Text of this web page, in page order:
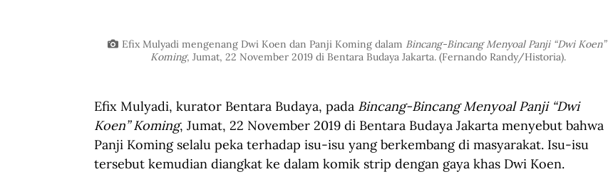
Efix Mulyadi mengenang Dwi Koen dan Panji Koming dalam Bincang-Bincang Menyoal Panji “Dwi Koen”
Koming, Jumat, 22 November 2019 di Bentara Budaya Jakarta. (Fernando Randy/Historia).
Efix Mulyadi, kurator Bentara Budaya, pada Bincang-Bincang Menyoal Panji “Dwi
Koen” Koming, Jumat, 22 November 2019 di Bentara Budaya Jakarta menyebut bahwa
Panji Koming selalu peka terhadap isu-isu yang berkembang di masyarakat. Isu-isu
tersebut kemudian diangkat ke dalam komik strip dengan gaya khas Dwi Koen.